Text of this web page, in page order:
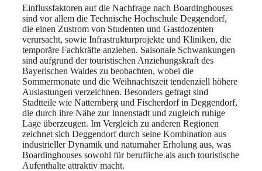
Einflussfaktoren auf die Nachfrage nach Boardinghouses
sind vor allem die Technische Hochschule Deggendorf,
die einen Zustrom von Studenten und Gastdozenten
verursacht, sowie Infrastrukturprojekte und Kliniken, die
temporäre Fachkräfte anziehen. Saisonale Schwankungen
sind aufgrund der touristischen Anziehungskraft des
Bayerischen Waldes zu beobachten, wobei die
Sommermonate und die Weihnachtszeit tendenziell höhere
Auslastungen verzeichnen. Besonders gefragt sind
Stadtteile wie Natternberg und Fischerdorf in Deggendorf,
die durch ihre Nähe zur Innenstadt und zugleich ruhige
Lage überzeugen. Im Vergleich zu anderen Regionen
zeichnet sich Deggendorf durch seine Kombination aus
industrieller Dynamik und naturnaher Erholung aus, was
Boardinghouses sowohl für berufliche als auch touristische
Aufenthalte attraktiv macht.